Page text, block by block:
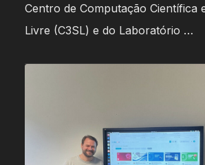
Centro de Computação Científica
Livre (C3SL) e do Laboratório …